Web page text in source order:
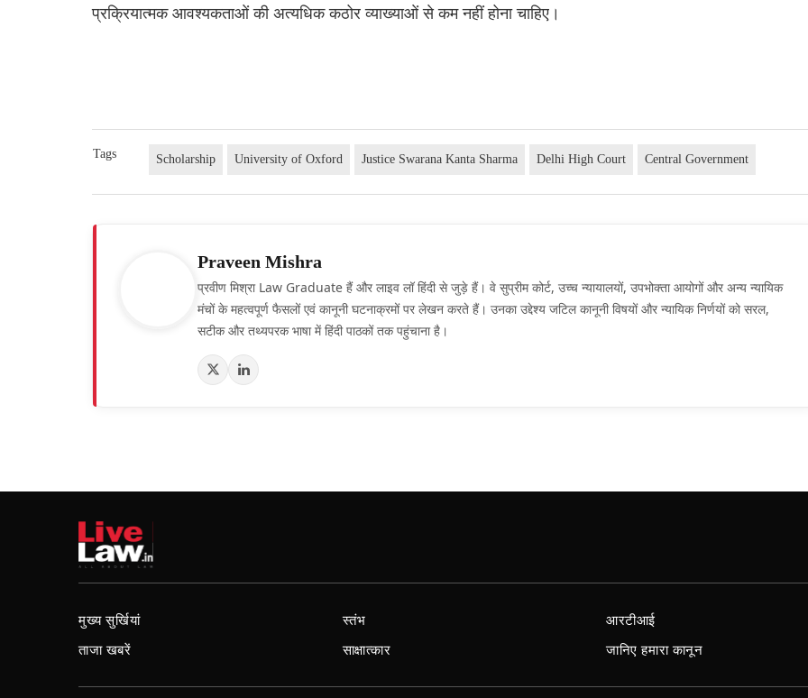
प्रक्रियात्मक आवश्यकताओं की अत्यधिक कठोर व्याख्याओं से कम नहीं होना चाहिए।
Tags Scholarship University of Oxford Justice Swarana Kanta Sharma Delhi High Court Central Government
Praveen Mishra
प्रवीण मिश्रा Law Graduate हैं और लाइव लॉ हिंदी से जुड़े हैं। वे सुप्रीम कोर्ट, उच्च न्यायालयों, उपभोक्ता आयोगों और अन्य न्यायिक
मंचों के महत्वपूर्ण फैसलों एवं कानूनी घटनाक्रमों पर लेखन करते हैं। उनका उद्देश्य जटिल कानूनी विषयों और न्यायिक निर्णयों को सरल,
सटीक और तथ्यपरक भाषा में हिंदी पाठकों तक पहुंचाना है।
मुख्य सुर्खियां
ताजा खबरें
स्तंभ
साक्षात्कार
आरटीआई
जानिए हमारा कानून